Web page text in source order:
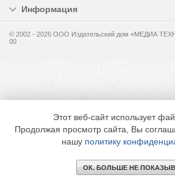
Информация
© 2002 - 2026 OOO Издательский дом «МЕДИА
00
Этот веб-сайт использует
Продолжая просмотр сайта, Вы
нашу политику
ОК. БОЛЬШЕ НЕ